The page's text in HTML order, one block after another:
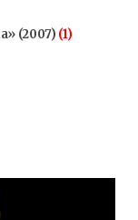
(2007) (1)